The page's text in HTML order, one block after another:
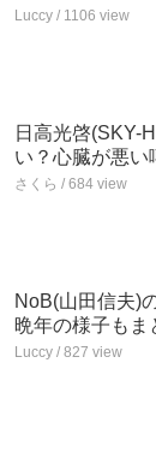
Luccy / 1106 view
日高光啓(SKY-
い？心臓が悪い
さくら / 684 view
NoB(山田信夫)
晩年の様子もま
Luccy / 827 view